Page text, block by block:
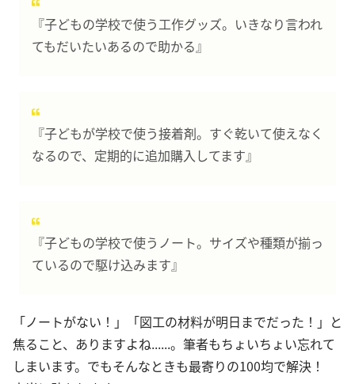
『子どもの学校で使う工作グッズ。いきなり言われ
てもだいたいあるので助かる』
『子どもが学校で使う接着剤。すぐ乾いて使えなく
なるので、定期的に追加購入してます』
『子どもの学校で使うノート。サイズや種類が揃っ
ているので駆け込みます』
「ノートがない！」「図工の材料が明日までだった！」と
焦ること、ありますよね......。筆者もちょいちょい忘れて
しまいます。でもそんなときも最寄りの100均で解決！